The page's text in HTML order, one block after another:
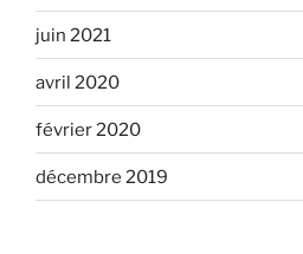
juin 2021
avril 2020
février 2020
décembre 2019